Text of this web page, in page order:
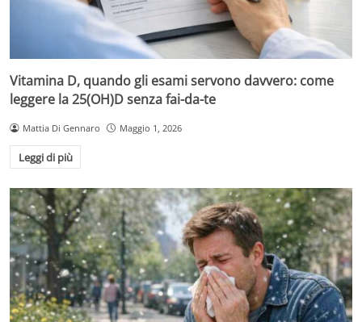
Vitamina D, quando gli esami servono davvero: come
leggere la 25(OH)D senza fai-da-te
Mattia Di Gennaro Maggio 1, 2026
Leggi di più